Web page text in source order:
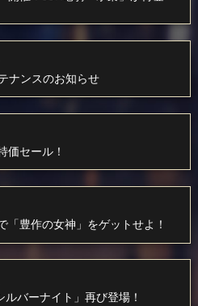
ナンスのお知らせ
価セール！
「豊作の女神」をゲットせよ！
ルバーナイト」再び登場！